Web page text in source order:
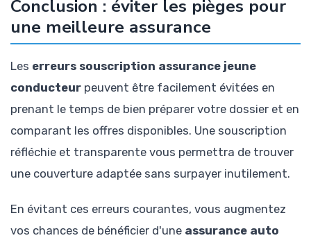
Conclusion : éviter les pièges pour
une meilleure assurance
Les erreurs souscription assurance jeune
conducteur peuvent être facilement évitées en
prenant le temps de bien préparer votre dossier et en
comparant les offres disponibles. Une souscription
réfléchie et transparente vous permettra de trouver
une couverture adaptée sans surpayer inutilement.
En évitant ces erreurs courantes, vous augmentez
vos chances de bénéficier d'une assurance auto